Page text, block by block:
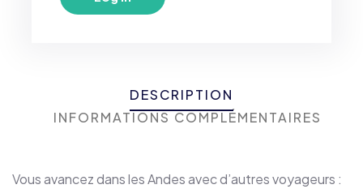
DESCRIPTION
INFORMATIONS COMPLÉMENTAIRES
Vous avancez dans les Andes avec d’autres voyageurs :